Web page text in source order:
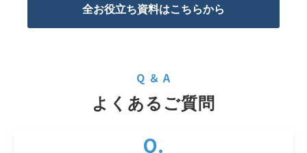
全お役立ち資料はこちらから
Q ＆ A
よくあるご質問
Q.